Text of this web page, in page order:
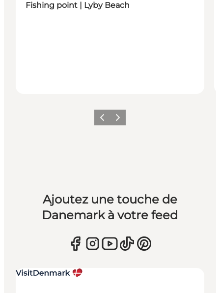
Fishing point | Lyby Beach
PrécédentSuivant
Ajoutez une touche de
Danemark à votre feed